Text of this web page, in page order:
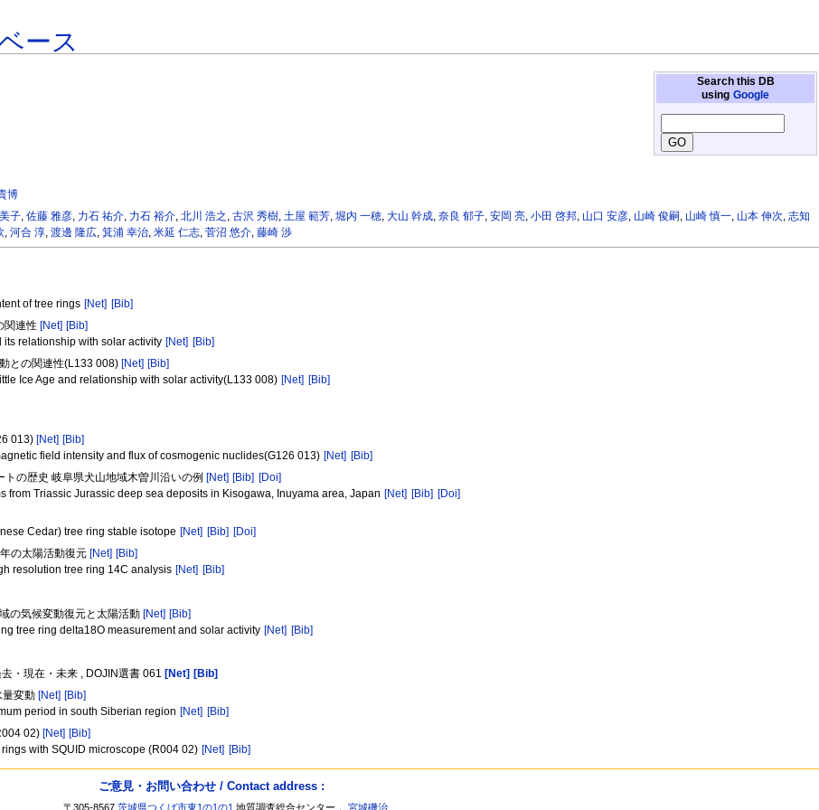
ース
Search this DB
using Google
博
子,佐藤 雅彦, 力石 祐介, 力石 裕介,北川 浩之 ,古沢 秀樹,土屋 範芳,堀内 一穂,大山 幹成,奈良 郁子,安岡 亮,小田 啓邦, 山口 安彦, 山崎 俊嗣 , 山崎 慎一, 山本 伸次,志知
, 河合 淳, 渡邊 隆広, 箕浦 幸治, 米延 仁志, 菅沼 悠介, 藤崎 渉
of tree rings [Net] [Bib]
関連性 [Net] [Bib]
its relationship with solar activity [Net] [Bib]
との関連性(L133 008) [Net] [Bib]
Ice Age and relationship with solar activity(L133 008) [Net] [Bib]
013) [Net] [Bib]
field intensity and flux of cosmogenic nuclides(G126 013) [Net] [Bib]
の歴史 岐阜県犬山地域木曽川沿いの例 [Net] [Bib] [Doi]
Triassic Jurassic deep sea deposits in Kisogawa, Inuyama area, Japan [Net] [Bib] [Doi]
Cedar) tree ring stable isotope [Net] [Bib] [Doi]
の太陽活動復元 [Net] [Bib]
resolution tree ring 14C analysis [Net] [Bib]
の気候変動復元と太陽活動[Net] [Bib]
tree ring delta18O measurement and solar activity [Net] [Bib]
・現在・未来 , DOJIN選書 061[Net] [Bib]
量変動[Net] [Bib]
period in south Siberian region [Net] [Bib]
02)[Net] [Bib]
with SQUID microscope (R004 02) [Net] [Bib]
ご意見・お問い合わせ / Contact address :
〒305-8567茨城県つくば市東1の1の1 地質調査総合センター，宮城磯治